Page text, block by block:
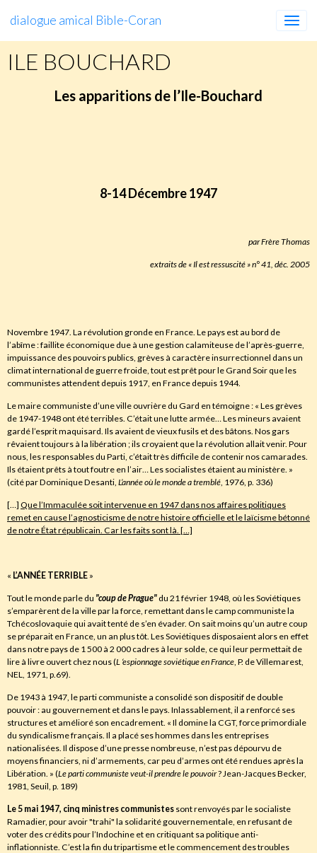
dialogue amical Bible-Coran
ILE BOUCHARD
Les apparitions de l’Ile-Bouchard
8-14 Décembre 1947
par Frère Thomas
extraits de « Il est ressuscité » n° 41, déc. 2005
Novembre 1947. La révolution gronde en France. Le pays est au bord de
l’abîme : faillite économique due à une gestion calamiteuse de l’après-guerre,
impuissance des pouvoirs publics, grèves à caractère insurrectionnel dans un
climat international de guerre froide, tout est prêt pour le Grand Soir que les
communistes attendent depuis 1917, en France depuis 1944.
Le maire communiste d’une ville ouvrière du Gard en témoigne : « Les grèves
de 1947-1948 ont été terribles. C’était une lutte armée… Les mineurs avaient
gardé l’esprit maquisard. Ils avaient de vieux fusils et des bâtons. Nos gars
rêvaient toujours à la libération ; ils croyaient que la révolution allait venir. Pour
nous, les responsables du Parti, c’était très difficile de contenir nos camarades.
Ils étaient prêts à tout foutre en l’air… Les socialistes étaient au ministère. »
(cité par Dominique Desanti, L’année où le monde a tremblé, 1976, p. 336)
[…] Que l’Immaculée soit intervenue en 1947 dans nos affaires politiques
remet en cause l’agnosticisme de notre histoire officielle et le laïcisme bétonné
de notre État républicain. Car les faits sont là. […]
« L’ANNÉE TERRIBLE »
Tout le monde parle du "coupde Prague"du 21 février 1948, où les Soviétiques
s’emparèrent de la ville par la force, remettant dans le camp communiste la
Tchécoslovaquie qui avait tenté de s’en évader. On sait moins qu’un autre coup
se préparait en France, un an plus tôt. Les Soviétiques disposaient alors en effet
dans notre pays de 1 500 à 2 000 cadres à leur solde, ce qui leur permettait de
lire à livre ouvert chez nous (L ‘espionnage soviétique en France, P. de Villemarest,
NEL, 1971, p.69).
De 1943 à 1947, le parti communiste a consolidé son dispositif de double
pouvoir : au gouvernement et dans le pays. Inlassablement, il a renforcé ses
structures et amélioré son encadrement. « Il domine la CGT, force primordiale
du syndicalisme français. Il a placé ses hommes dans les entreprises
nationalisées. Il dispose d’une presse nombreuse, n’est pas dépourvu de
moyens financiers, ni d’armements, car peu d’armes ont été rendues après la
Libération. » (Le parti communiste veut-il prendre le pouvoir? Jean-Jacques Becker,
1981, Seuil, p. 189)
Le 5 mai 1947, cinq ministres communistes sont renvoyés par le socialiste
Ramadier, pour avoir "trahi" la solidarité gouvernementale, en refusant de
voter des crédits pour l’Indochine et en critiquant sa politique anti-
inflationniste. C’est la fin du tripartisme et le commencement des troubles